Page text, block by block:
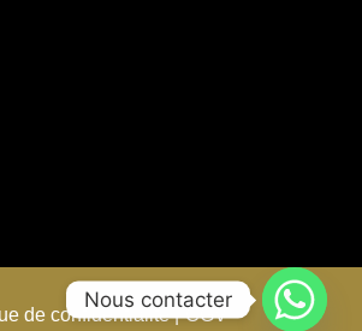
de confidentialité | CGV
Nous contacter